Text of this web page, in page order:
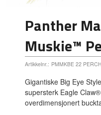
Panther
Muskie™
Artikkelnr.: PMMKBE 22 PERCH
Gigantiske Big Eye
supersterk Eagle
overdimensjonert